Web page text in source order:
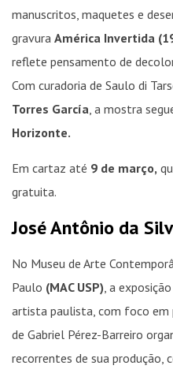
manuscritos, maquetes e
gravura América Invertida
reflete pensamento de
Com curadoria de Saulo di
Torres García, a mostra
Horizonte.
Em cartaz até 9 de março,
gratuita.
José Antônio da
No Museu de Arte
Paulo (MAC USP), a
artista paulista, com foco em
de Gabriel Pérez-Barreiro
recorrentes de sua produção,